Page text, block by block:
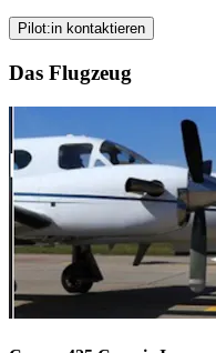
Pilot:in kontaktieren
Das Flugzeug